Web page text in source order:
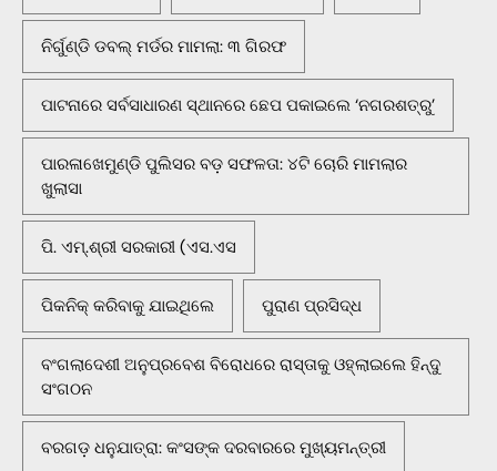
ନିର୍ଗୁଣ୍ଡି ଡବଲ୍ ମର୍ଡର ମାମଲା: ୩ ଗିରଫ
ପାଟନାରେ ସର୍ବସାଧାରଣ ସ୍ଥାନରେ ଛେପ ପକାଇଲେ ‘ନଗରଶତ୍ରୁ’
ପାରଳାଖେମୁଣ୍ଡି ପୁଲିସର ବଡ଼ ସଫଳତା: ୪ଟି ଚୋରି ମାମଲାର
ଖୁଲାସା
ପି. ଏମ୍.ଶ୍ରୀ ସରକାରୀ (ଏସ.ଏସ
ପିକନିକ୍‌ କରିବାକୁ ଯାଇଥିଲେ ପୁରାଣ ପ୍ରସିଦ୍ଧ
ବଂଗଲାଦେଶୀ ଅନୁପ୍ରବେଶ ବିରୋଧରେ ରାସ୍ତାକୁ ଓହ୍ଲାଇଲେ ହିନ୍ଦୁ
ସଂଗଠନ
ବରଗଡ଼ ଧନୁଯାତ୍ରା: କଂସଙ୍କ ଦରବାରରେ ମୁଖ୍ୟମନ୍ତ୍ରୀ